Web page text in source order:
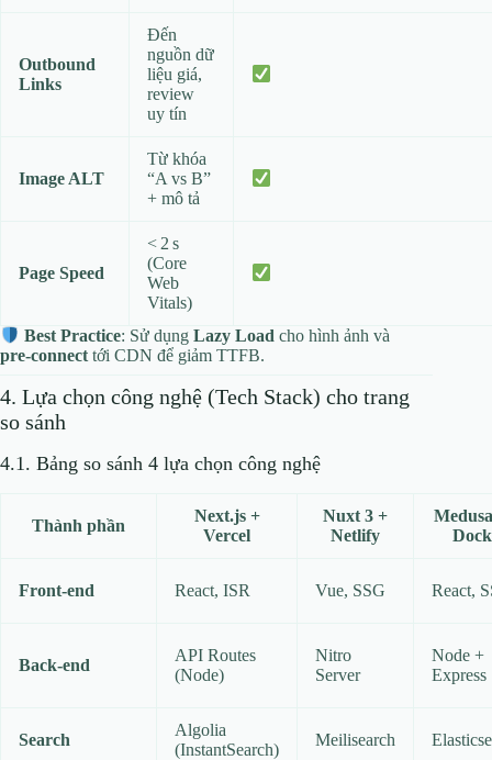
Outbound
Links
Đến
nguồn dữ
liệu giá,
review
uy tín
Image ALT
Từ khóa
“A vs B”
+ mô tả
Page Speed
< 2 s
(Core
Web
Vitals)
Best Practice: Sử dụngLazy Load cho hình ảnh và
pre‑connect tới CDN để giảm TTFB.
4. Lựa chọn công nghệ (Tech Stack) cho trang
so sánh
4.1. Bảng so sánh 4 lựa chọn công nghệ
Thành phần
Next.js +
Vercel
Nuxt 3 +
Netlify
Front‑end React, ISR Vue, SSG React,
Back‑end
API Routes
(Node)
Nitro
Server
Node +
Express
Search
Algolia
(InstantSearch)
Meilisearch